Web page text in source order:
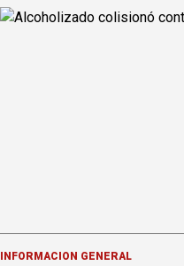
INFORMACION GENERAL